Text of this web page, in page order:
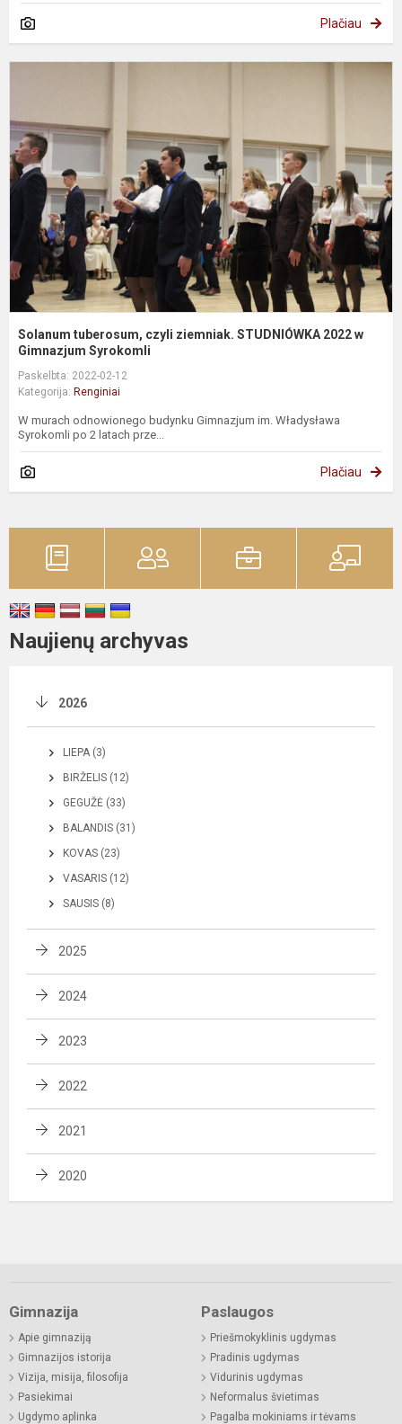
Plačiau
Solanum tuberosum, czyli ziemniak. STUDNIÓWKA 2022 w
Gimnazjum Syrokomli
Paskelbta: 2022-02-12
Kategorija: Renginiai
W murach odnowionego budynku Gimnazjum im. Władysława
Syrokomli po 2 latach prze...
Plačiau
Naujienų archyvas
2026
LIEPA (3)
BIRŽELIS (12)
GEGUŽĖ (33)
BALANDIS (31)
KOVAS (23)
VASARIS (12)
SAUSIS (8)
2025
2024
2023
2022
2021
2020
Gimnazija
Apie gimnaziją
Gimnazijos istorija
Vizija, misija, filosofija
Pasiekimai
Ugdymo aplinka
Paslaugos
Priešmokyklinis ugdymas
Pradinis ugdymas
Vidurinis ugdymas
Neformalus švietimas
Pagalba mokiniams ir tėvams